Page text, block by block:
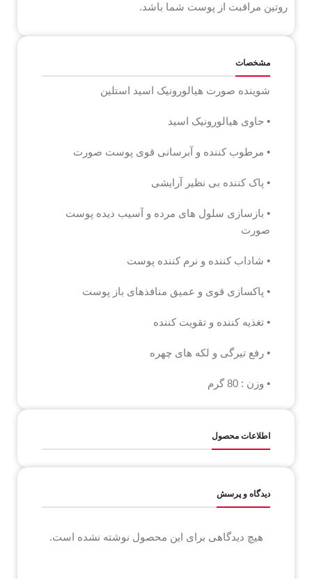
روتین مراقبت از پوست شما باشد.
مشخصات
شوینده صورت هیالورونیک اسید استلین
• حاوی هیالورونیک اسید
• مرطوب کننده و آبرسانی قوی پوست صورت
• پاک کننده بی نظیر آرایشی
• بازسازی سلول های مرده و آسیب دیده پوست
صورت
• شاداب کننده و نرم کننده پوست
• پاکسازی قوی و عمیق منافذهای باز پوست
• تغذیه کننده و تقویت کننده
• رفع تیرگی و لکه های چهره
• وزن : 80 گرم
اطلاعات محصول
دیدگاه و پرسش
هیچ دیدگاهی برای این محصول نوشته نشده است.